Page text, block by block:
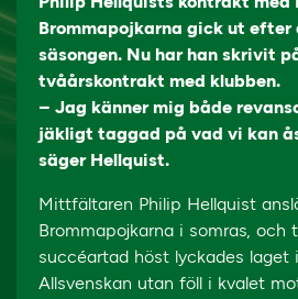
Brommapojkarna gick ut efter
säsongen. Nu har han skrivit
tvåårskontrakt med klubben.
– Jag känner mig både
jäkligt taggad på vad vi kan
säger Hellquist.
Mittfältaren Philip Hellquist
Brommapojkarna i somras, och
succéartad höst lyckades laget
Allsvenskan utan föll i kvalet